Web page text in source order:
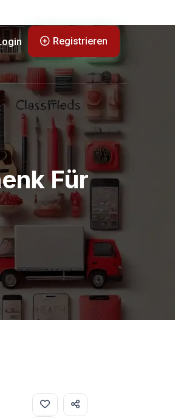
Registrieren
Für